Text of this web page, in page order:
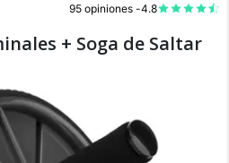
95 opiniones -4.8
+ Soga de Saltar